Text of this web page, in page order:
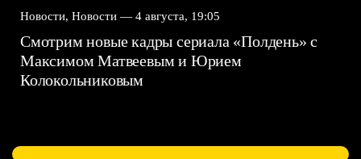
Новости, Новости — 4 августа, 19:05
Смотрим новые кадры сериала «Полдень» с
Максимом Матвеевым и Юрием
Колокольниковым